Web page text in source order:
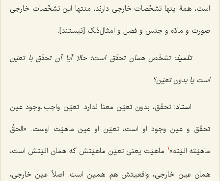
است، همۀ اینها تشخّصات خارجی دارند، منتها این تشخّصات خارجی
صورت و مادّه و جنس و فصل و امثال‌ذلک [نیستند].
تلمیذ:تشخّص همان تحقّق است؛ حالا آیا آن تحقّق با تعیّن
است یا بدون تعیّن؟
استاد: تحقّق، بدون تعیّن معنا ندارد. تعیّن واجب‌الوجود عین
تحقّق و عین وجود او است، تعیّن او عین ماهیّت اوست. «الحقُ
ماهیّته انیّته» 1
ماهیّت یعنی تعیّن ماهیّتش که همان انیّتش است،
همان عین خارجی، واقعیتش هم همین است. اصلاً عین خارجی،